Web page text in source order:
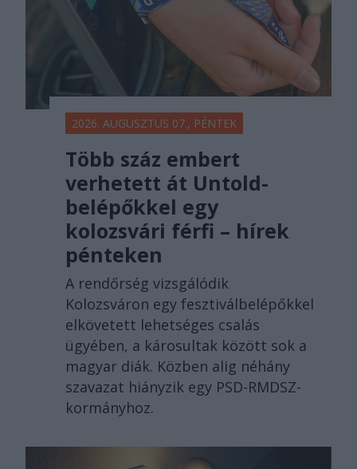
2026. AUGUSZTUS 07., PÉNTEK
Több száz embert
verhetett át Untold-
belépőkkel egy
kolozsvári férfi – hírek
pénteken
A rendőrség vizsgálódik
Kolozsváron egy fesztiválbelépőkkel
elkövetett lehetséges csalás
ügyében, a károsultak között sok a
magyar diák. Közben alig néhány
szavazat hiányzik egy PSD-RMDSZ-
kormányhoz.